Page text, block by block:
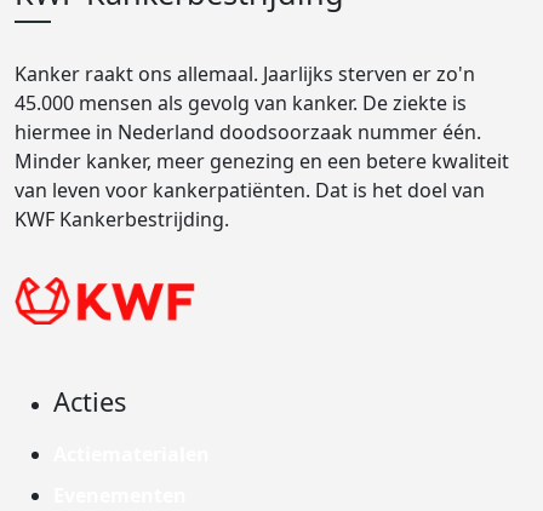
Kanker raakt ons allemaal. Jaarlijks sterven er zo'n
45.000 mensen als gevolg van kanker. De ziekte is
hiermee in Nederland doodsoorzaak nummer één.
Minder kanker, meer genezing en een betere kwaliteit
van leven voor kankerpatiënten. Dat is het doel van
KWF Kankerbestrijding.
Acties